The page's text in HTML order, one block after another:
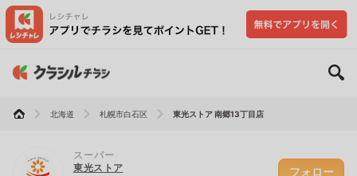
北海道 札幌市白石区 東光ストア 南郷13丁目店
スーパー
東光ストア
フォロー